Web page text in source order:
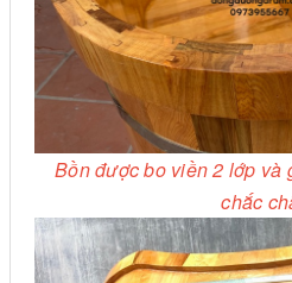
Bồn được bo viền 2 lớp và
chắc